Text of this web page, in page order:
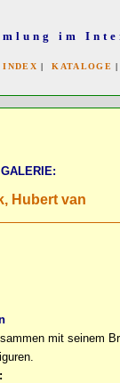
im
INDEX |KATALOGE
GALERIE:
Hubert van
mit seinem